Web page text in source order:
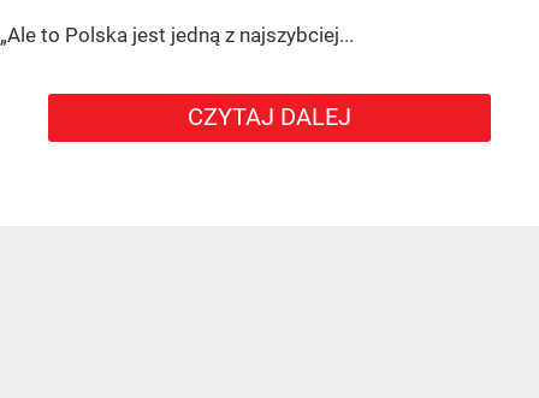
„Ale to Polska jest jedną z najszybciej...
CZYTAJ DALEJ